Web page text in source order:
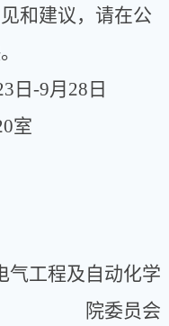
和建议，请在公
日 -9月 28 日
室
气工程及自动化学
院委员会